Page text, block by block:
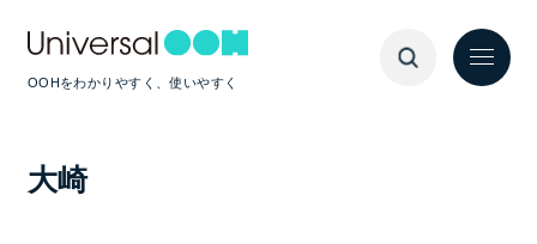
OOHをわかりやすく、使いやすく
大崎